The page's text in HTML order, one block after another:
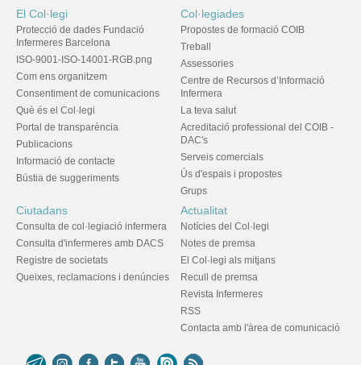
El Col·legi
Protecció de dades Fundació
Infermeres Barcelona
ISO-9001-ISO-14001-RGB.png
Com ens organitzem
Consentiment de comunicacions
Què és el Col·legi
Portal de transparència
Publicacions
Informació de contacte
Bústia de suggeriments
Col·legiades
Propostes de formació COIB
Treball
Assessories
Centre de Recursos d’Informació
Infermera
La teva salut
Acreditació professional del COIB -
DAC's
Serveis comercials
Ús d'espais i propostes
Grups
Ciutadans
Consulta de col·legiació infermera
Consulta d'infermeres amb DACS
Registre de societats
Queixes, reclamacions i denúncies
Actualitat
Notícies del Col·legi
Notes de premsa
El Col·legi als mitjans
Recull de premsa
Revista Infermeres
RSS
Contacta amb l'àrea de comunicació